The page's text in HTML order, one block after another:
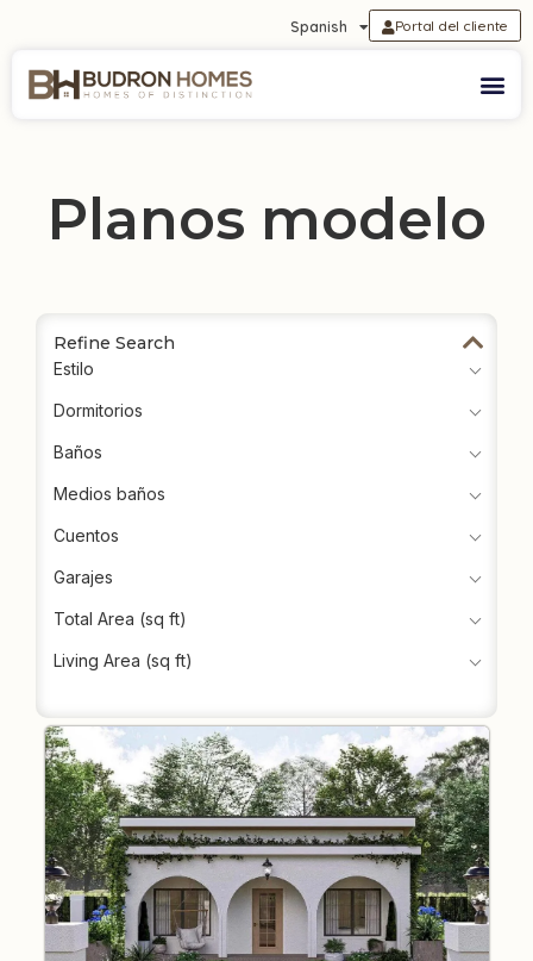
Spanish Portal del cliente
Planos modelo
Refine Search
Estilo
Dormitorios
Baños
Medios baños
Cuentos
Garajes
Total Area (sq ft)
Living Area (sq ft)